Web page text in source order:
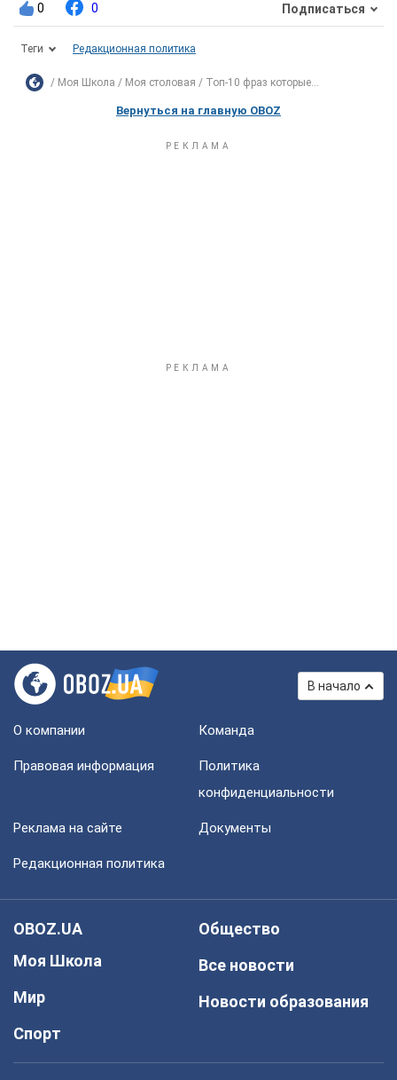
0 0 Подписаться
Теги Редакционная политика
Моя Школа Моя столовая Топ-10 фраз которые...
Вернуться на главную OBOZ
В начало
О компании Команда
Правовая информация
Политика
конфиденциальности
Реклама на сайте Документы
Редакционная политика
OBOZ.UA
Моя Школа
Мир
Спорт
Общество
Все новости
Новости образования